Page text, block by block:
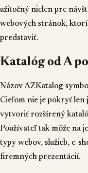
užitočný nielen pre
webových stránok, ktorí
predstaviť.
Katalóg od A
Názov AZKatalog
Cieľom nie je pokryť len
vytvoriť rozšírený
Používateľ tak môže na
typy webov, služieb, e-
firemných prezentácií.